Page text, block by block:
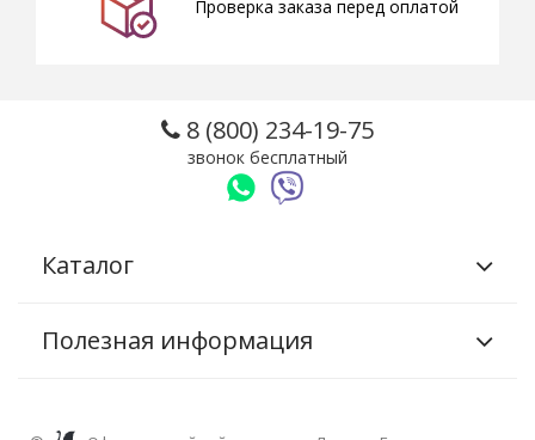
Проверка заказа перед оплатой
8 (800) 234-19-75
звонок бесплатный
Каталог
Полезная информация